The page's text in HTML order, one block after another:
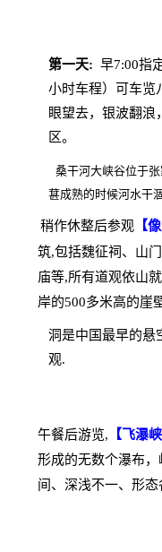
第一天: 早7:00指
小时车程）可车览
眼望去，银波翻浪
区。
桑干河大峡谷位于
葚成熟的时候河水干
稍作休整后参观 【
筑,包括魏征祠、山
庙等,所有道观依山
岸的500多米高的崖
洞是中国最早的悬
观.
午餐后游览, 【飞瀑
形成的无数个瀑布
间、深浅不一、形态